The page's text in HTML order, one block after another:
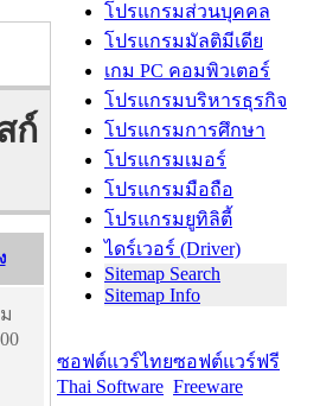
ก์
โปรแกรมส่วนบุคคล
โปรแกรมมัลติมีเดีย
เกม PC คอมพิวเตอร์
โปรแกรมบริหารธุรกิจ
โปรแกรมการศึกษา
โปรแกรมเมอร์
โปรแกรมมือถือ
โปรแกรมยูทิลิตี้
ไดร์เวอร์ (Driver)
Sitemap Search
Sitemap Info
ซอฟต์แวร์ไทย
Thai Software
ซอฟต์แวร์ฟรี
Freeware